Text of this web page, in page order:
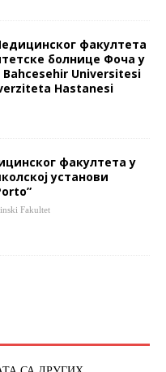
факултета
болнице Фоча у
Bahcesehir Universitesi
Hastanesi
факултета у
установи
Fakultet